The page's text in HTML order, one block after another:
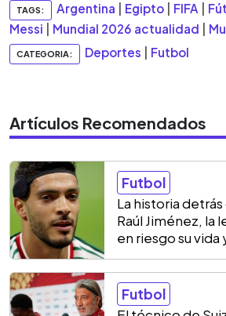
TAGS: Argentina Egipto FIFA
Messi
Mundial 2026 actualidad
CATEGORIA: Deportes Futbol
Artículos Recomendados
Futbol
La historia
Raúl Jiménez, la
en riesgo su vida
Futbol